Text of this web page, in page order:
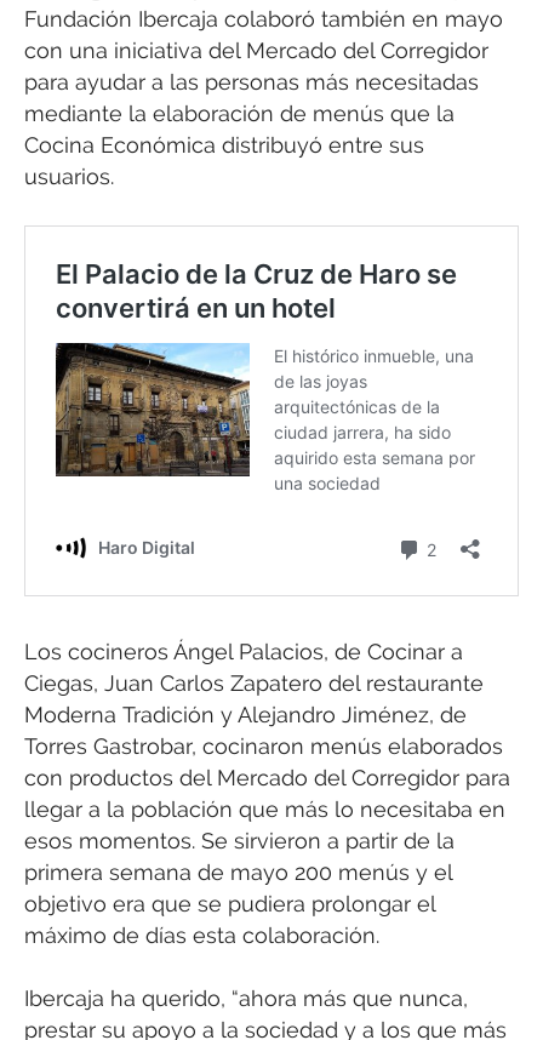
Fundación Ibercaja colaboró también en mayo
con una iniciativa del Mercado del Corregidor
para ayudar a las personas más necesitadas
mediante la elaboración de menús que la
Cocina Económica distribuyó entre sus
usuarios.
Los cocineros Ángel Palacios, de Cocinar a
Ciegas, Juan Carlos Zapatero del restaurante
Moderna Tradición y Alejandro Jiménez, de
Torres Gastrobar, cocinaron menús elaborados
con productos del Mercado del Corregidor para
llegar a la población que más lo necesitaba en
esos momentos. Se sirvieron a partir de la
primera semana de mayo 200 menús y el
objetivo era que se pudiera prolongar el
máximo de días esta colaboración.
Ibercaja ha querido, “ahora más que nunca,
prestar su apoyo a la sociedad y a los que más